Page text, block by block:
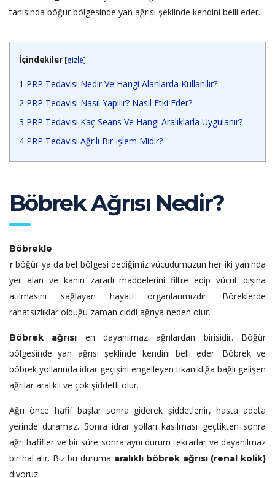
tanısında böğür bölgesinde yan ağrısı şeklinde kendini belli eder.
İçindekiler [gizle]
1 PRP Tedavisi Nedir Ve Hangi Alanlarda Kullanılır?
2 PRP Tedavisi Nasıl Yapılır? Nasıl Etki Eder?
3 PRP Tedavisi Kaç Seans Ve Hangi Aralıklarla Uygulanır?
4 PRP Tedavisi Ağrılı Bir Işlem Midir?
Böbrek Ağrısı Nedir?
Böbrekle
r böğür ya da bel bölgesi dediğimiz vücudumuzun her iki yanında
yer alan ve kanın zararlı maddelerini filtre edip vücut dışına
atılmasını sağlayan hayati organlarımızdır. Böreklerde
rahatsızlıklar olduğu zaman ciddi ağrıya neden olur.
Böbrek ağrısı en dayanılmaz ağrılardan birisidir. Böğür
bölgesinde yan ağrısı şeklinde kendini belli eder. Böbrek ve
böbrek yollarında idrar geçişini engelleyen tıkanıklığa bağlı gelişen
ağrılar aralıklı ve çok şiddetli olur.
Ağrı önce hafif başlar sonra giderek şiddetlenir, hasta adeta
yerinde duramaz. Sonra idrar yolları kasılması geçtikten sonra
ağrı hafifler ve bir süre sonra aynı durum tekrarlar ve dayanılmaz
bir hal alır. Biz bu duruma aralıklı böbrek ağrısı (renal kolik)
diyoruz.